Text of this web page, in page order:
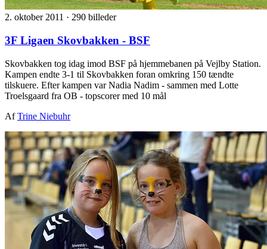
2. oktober 2011 · 290 billeder
3F Ligaen Skovbakken - BSF
Skovbakken tog idag imod BSF på hjemmebanen på Vejlby Station.
Kampen endte 3-1 til Skovbakken foran omkring 150 tændte
tilskuere. Efter kampen var Nadia Nadim - sammen med Lotte
Troelsgaard fra OB - topscorer med 10 mål
AfTrine Niebuhr